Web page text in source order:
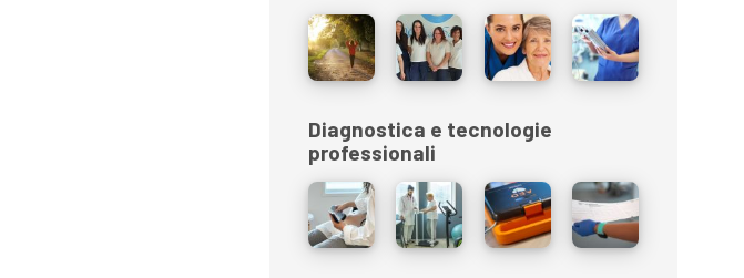
Diagnostica e tecnologie
professionali